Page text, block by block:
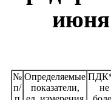
июня
№
п/
Определяемые
показатели,
не